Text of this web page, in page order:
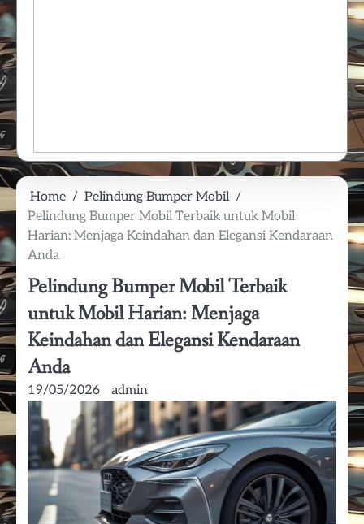
Home
Pelindung Bumper Mobil
Pelindung Bumper Mobil Terbaik untuk Mobil
Harian: Menjaga Keindahan dan Elegansi Kendaraan
Anda
Pelindung Bumper Mobil Terbaik
untuk Mobil Harian: Menjaga
Keindahan dan Elegansi Kendaraan
Anda
19/05/2026 admin